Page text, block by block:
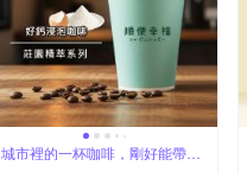
城市裡的一杯咖啡，剛好能帶著
走